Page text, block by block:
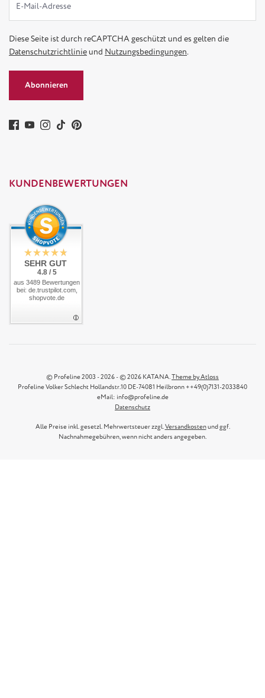
Diese Seite ist durch reCAPTCHA geschützt und es gelten die
Datenschutzrichtlinieund Nutzungsbedingungen.
Abonnieren
KUNDENBEWERTUNGEN
SEHR GUT
4.8 / 5
aus 3489 Bewertungen
bei: de.trustpilot.com,
shopvote.de
© Profeline 2003 - 2026 - © 2026 KATANA.Theme by Atloss
Profeline Volker Schlecht Hollandstr.10 DE-74081 Heilbronn ++49(0)7131-2033840
eMail: info@profeline.de
Datenschutz
Alle Preise inkl. gesetzl. Mehrwertsteuer zzgl.Versandkostenund ggf.
Nachnahmegebühren, wenn nicht anders angegeben.